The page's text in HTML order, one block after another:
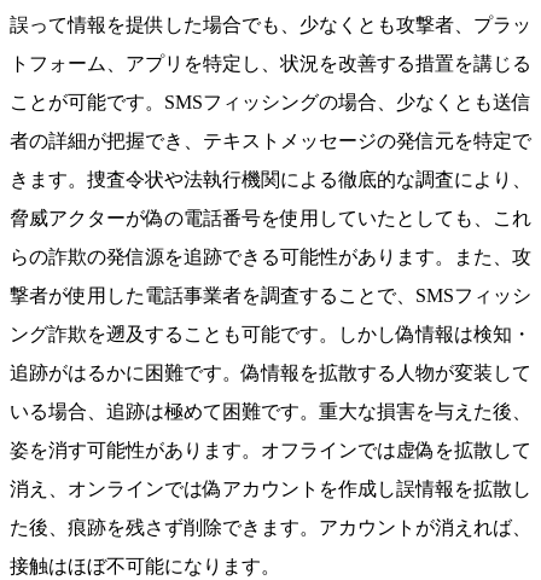
誤って情報を提供した場合でも、少なくとも攻撃者、プラッ
トフォーム、アプリを特定し、状況を改善する措置を講じる
ことが可能です。SMSフィッシングの場合、少なくとも送信
者の詳細が把握でき、テキストメッセージの発信元を特定で
きます。捜査令状や法執行機関による徹底的な調査により、
脅威アクターが偽の電話番号を使用していたとしても、これ
らの詐欺の発信源を追跡できる可能性があります。また、攻
撃者が使用した電話事業者を調査することで、SMSフィッシ
ング詐欺を遡及することも可能です。しかし偽情報は検知・
追跡がはるかに困難です。偽情報を拡散する人物が変装して
いる場合、追跡は極めて困難です。重大な損害を与えた後、
姿を消す可能性があります。オフラインでは虚偽を拡散して
消え、オンラインでは偽アカウントを作成し誤情報を拡散し
た後、痕跡を残さず削除できます。アカウントが消えれば、
接触はほぼ不可能になります。